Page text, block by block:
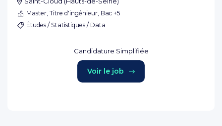
Master, Titre d'ingénieur, Bac +5
Études / Statistiques / Data
Candidature Simplifiée
Voir le job